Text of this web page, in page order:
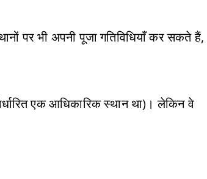
पर भी अपनी पूजा गतिविधियाँ कर सकते हैं,
एक आधिकारिक स्थान था)। लेकिन वे